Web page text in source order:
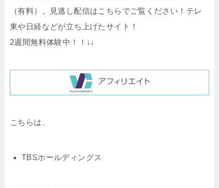
（有料）。
見逃し配信はこちらでご覧ください！テレ
東や日経などが立ち上げたサイト！
2週間無料体験中！！↓↓
こちらは、
TBSホールディングス